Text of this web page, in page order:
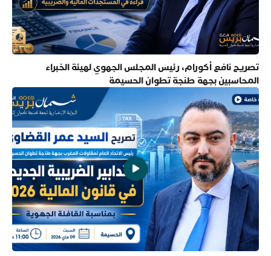
تصريح نافع أكورام، رئيس المجلس الجهوي لهيئة الخبراء
المحاسبين بجهة طنجة تطوان الحسيمة